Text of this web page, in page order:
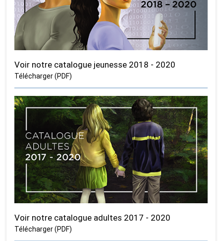
Voir notre catalogue jeunesse 2018 - 2020
Télécharger (PDF)
Voir notre catalogue adultes 2017 - 2020
Télécharger (PDF)